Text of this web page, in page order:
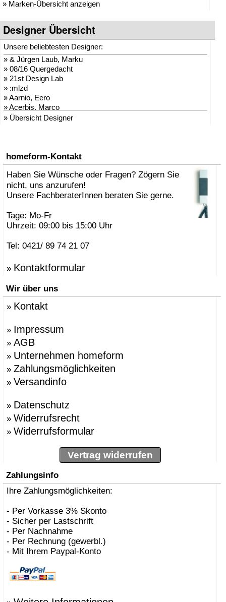
» Marken-Übersicht anzeigen
Designer Übersicht
Unsere beliebtesten Designer:
» & Jürgen Laub, Marku
» 08/16 Quergedacht
» 21st Design Lab
» :mlzd
»Aarnio, Eero
»Acerbis, Marco
» Adam + Harborth
»AK47 Team
»Alberto Brogliato
»Alberto Fabbian
»Alex Sachetti
» Alexander Schenk
»amei
» Andrea Crosetta
»Andreas Ulbricht
»Anna-Maria Nilsson
»Antonio Norero
»Apartment 8
»Arne Jacobsen
»Atmosphere Globus
»Azumi, Shin & Tomoko
Babled, Emmanuel
»Bao-Nghi Droste
»Barnaby Gunning
Bastian Prieler
Batisse, Laurent
»BBMDS
»Berti, Enzo
Besau Marguerre , St
»Biokamine, Safretti
»Biscaro, Giorgio
BOLLES+WILSON
»Bonetto, Rodolfo
»Bonucelli, Dante
»Borer, Carlo
» Bozzoli, Lorenza
Brogliato, Alberto
Bruno Houssin
Bruno Rainaldi
Büscher, Sebastian D
Carlo Borer
Carlo Costantini
» Übersicht Designer
homeform-Kontakt
Haben Sie Wünsche oder Fragen? Zögern Sie
nicht, uns anzurufen!
Unsere FachberaterInnen beraten Sie gerne.
Tage: Mo-Fr
Uhrzeit: 09:00 bis 15:00 Uhr
Tel: 0421/ 89 74 21 07
» Kontaktformular
Wir über uns
» Kontakt
» Impressum
» AGB
» Unternehmen homeform
» Zahlungsmöglichkeiten
» Versandinfo
» Datenschutz
» Widerrufsrecht
» Widerrufsformular
Vertrag widerrufen
Zahlungsinfo
Ihre Zahlungsmöglichkeiten:
- Per Vorkasse 3% Skonto
- Sicher per Lastschrift
- Per Nachnahme
- Per Rechnung (gewerbl.)
- Mit Ihrem Paypal-Konto